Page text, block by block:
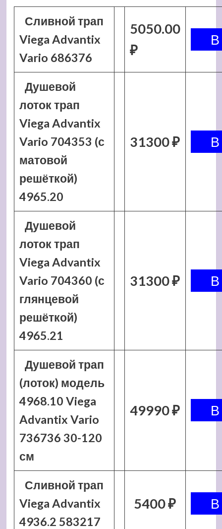
Сливной трап
Viega Advantix
Vario 686376
5050.00
₽
Душевой
лоток трап
Viega Advantix
Vario 704353 (с
матовой
решёткой)
4965.20
31300 ₽
Душевой
лоток трап
Viega Advantix
Vario 704360 (с
глянцевой
решёткой)
4965.21
31300 ₽
Душевой трап
(лоток) модель
4968.10 Viega
Advantix Vario
736736 30-120
см
49990 ₽
Сливной трап
Viega Advantix
4936.2 583217
5400 ₽